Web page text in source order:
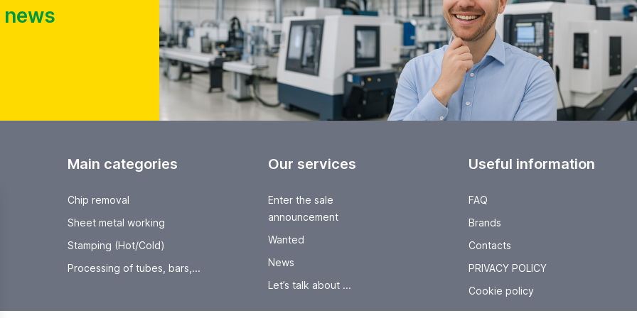
Main categories
Chip removal
Sheet metal working
Stamping (Hot/Cold)
Processing of tubes, bars,...
Our services
Enter the sale
announcement
Wanted
News
Let’s talk about ...
Useful information
FAQ
Brands
Contacts
PRIVACY POLICY
Cookie policy